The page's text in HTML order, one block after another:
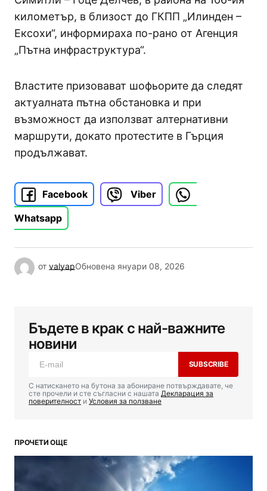
километър, в близост до ГКПП „Илинден –
Ексохи“, информираха по-рано от Агенция
„Пътна инфраструктура“.
Властите призовават шофьорите да следят
актуалната пътна обстановка и при
възможност да използват алтернативни
маршрути, докато протестите в Гърция
продължават.
Facebook
Viber
Whatsapp
от valyapОбновена януари 08, 2026
Бъдете в крак с най-важните
новини
SUBSCRIBE
С натискането на бутона за абониране потвърждавате, че
сте прочели и сте съгласни с нашата Декларация за
поверителност и Условия за ползване
ПРОЧЕТИ ОЩЕ